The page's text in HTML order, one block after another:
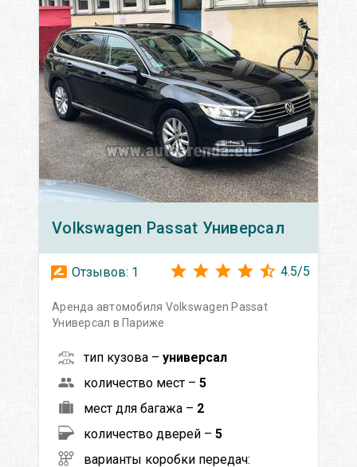
Volkswagen Passat Универсал
Отзывов: 1 4.5/5
Аренда автомобиля Volkswagen Passat
Универсал в Париже
тип кузова – универсал
количество мест – 5
мест для багажа – 2
количество дверей – 5
варианты коробки передач: